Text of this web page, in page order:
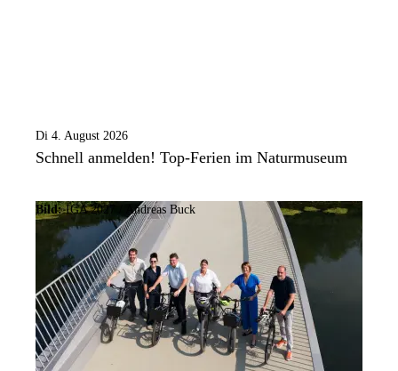
Di 4. August 2026
Schnell anmelden! Top-Ferien im Naturmuseum
Bild: IGA 2027 / Andreas Buck